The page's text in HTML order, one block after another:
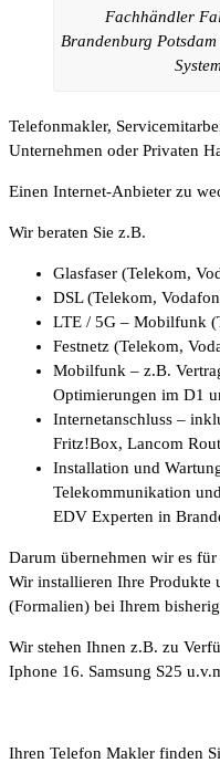
Fachhändler
Brandenburg
Telefonmakler,
Unternehmen oder Privaten
Einen Internet-Anbieter zu
Wir beraten Sie z.B.
Glasfaser (Telekom,
DSL (Telekom,
LTE / 5G – Mobilfunk
Festnetz (Telekom,
Mobilfunk – z.B.
Optimierungen im D1
Internetanschluss –
Fritz!Box, Lancom
Installation und
Telekommunikation
EDV Experten in
Darum übernehmen wir es für
Wir installieren Ihre Produkte
(Formalien) bei Ihrem
Wir stehen Ihnen z.B. zu
Iphone 16. Samsung S25
Ihren Telefon Makler finden